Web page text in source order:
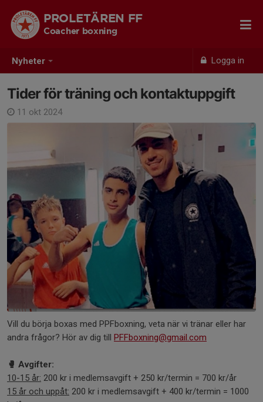
Nyheter Logga in
PROLETÄREN FF
Coacher boxning
Tider för träning och kontaktuppgift
11 okt 2024
Vill du börja boxas med PPFboxning, veta när vi tränar eller har
andra frågor? Hör av dig till PFFboxning@gmail.com
🥊 Avgifter:
10-15 år: 200 kr i medlemsavgift + 250 kr/termin = 700 kr/år
15 år och uppåt: 200 kr i medlemsavgift + 400 kr/termin = 1000